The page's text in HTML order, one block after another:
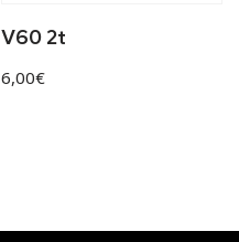
V60 2t
6,00€